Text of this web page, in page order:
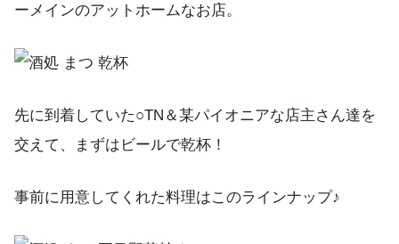
ーメインのアットホームなお店。
先に到着していた○TN＆某パイオニアな店主さん達を
交えて、まずはビールで乾杯！
事前に用意してくれた料理はこのラインナップ♪